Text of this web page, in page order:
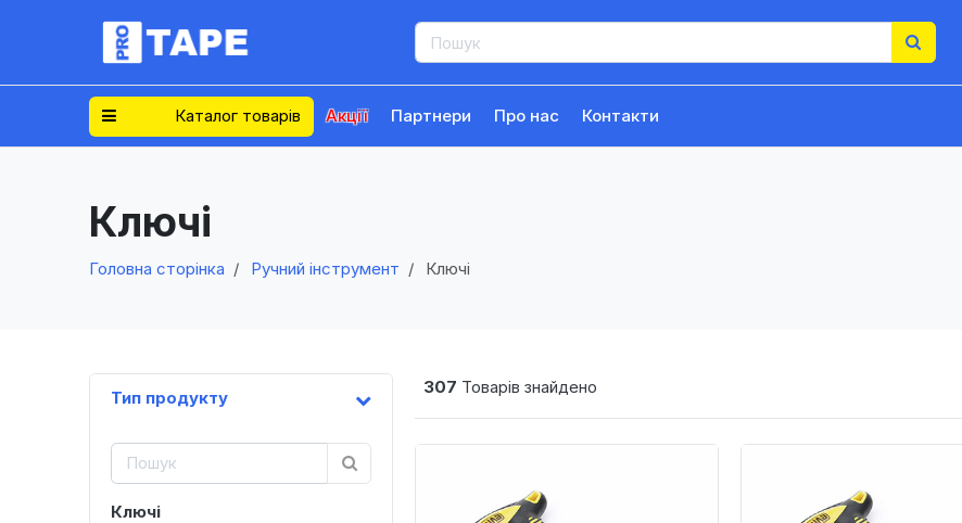
Каталог товарів Акції Партнери Про нас Контакти
Ключі
Головна сторінка Ручний інструмент Ключі
Тип продукту
Ключі
307 Товарів знайдено